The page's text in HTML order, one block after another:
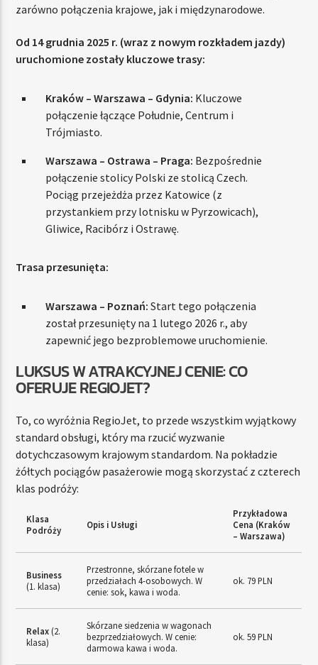
zarówno połączenia krajowe, jak i międzynarodowe.
Od 14 grudnia 2025 r. (wraz z nowym rozkładem jazdy)
uruchomione zostały kluczowe trasy:
Kraków – Warszawa – Gdynia: Kluczowe
połączenie łączące Południe, Centrum i
Trójmiasto.
Warszawa – Ostrawa – Praga: Bezpośrednie
połączenie stolicy Polski ze stolicą Czech.
Pociąg przejeżdża przez Katowice (z
przystankiem przy lotnisku w Pyrzowicach),
Gliwice, Racibórz i Ostrawę.
Trasa przesunięta:
Warszawa – Poznań: Start tego połączenia
został przesunięty na 1 lutego 2026 r., aby
zapewnić jego bezproblemowe uruchomienie.
LUKSUS W ATRAKCYJNEJ CENIE: CO
OFERUJE REGIOJET?
To, co wyróżnia RegioJet, to przede wszystkim wyjątkowy
standard obsługi, który ma rzucić wyzwanie
dotychczasowym krajowym standardom. Na pokładzie
żółtych pociągów pasażerowie mogą skorzystać z czterech
klas podróży:
Klasa
Podróży
Opis i Usługi
Przykładowa
Cena (Kraków
– Warszawa)
Business
(1. klasa)
Przestronne, skórzane fotele w
przedziałach 4-osobowych. W
cenie: sok, kawa i woda.
ok. 79 PLN
Relax(2.
klasa)
Skórzane siedzenia w wagonach
bezprzedziałowych. W cenie:
darmowa kawa i woda.
ok. 59 PLN